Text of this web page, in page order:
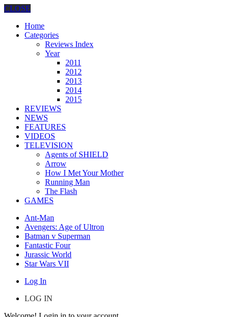
CLOSE
Home
Categories
Reviews Index
Year
2011
2012
2013
2014
2015
REVIEWS
NEWS
FEATURES
VIDEOS
TELEVISION
Agents of SHIELD
Arrow
How I Met Your Mother
Running Man
The Flash
GAMES
Ant-Man
Avengers: Age of Ultron
Batman v Superman
Fantastic Four
Jurassic World
Star Wars VII
Log In
LOG IN